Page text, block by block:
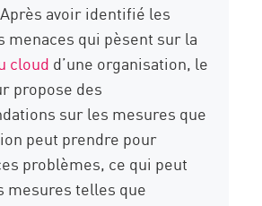
Après avoir identifié les
menaces qui pèsent sur la
cloud d’une organisation, le
propose des
sur les mesures que
peut prendre pour
problèmes, ce qui peut
mesures telles que